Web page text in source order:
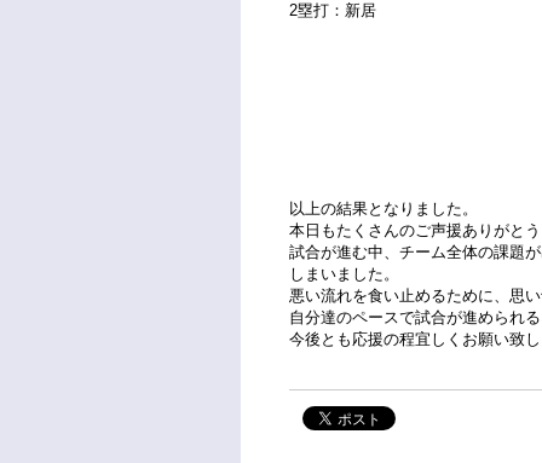
2塁打：新居
以上の結果となりました。
本日もたくさんのご声援ありがとう
試合が進む中、チーム全体の課題
しまいました。
悪い流れを食い止めるために、思
自分達のペースで試合が進められ
今後とも応援の程宜しくお願い致し